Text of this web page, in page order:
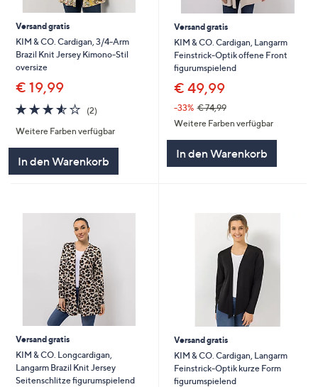
Versand gratis
KIM & CO. Cardigan, 3/4-Arm
Brazil Knit Jersey Kimono-Stil
oversize
€ 19,99
3.5
von
5
(2)
Weitere Farben verfügbar
In den Warenkorb
Versand gratis
KIM & CO. Cardigan, Langarm
Feinstrick-Optik offene Front
figurumspielend
€ 49,99
-33% € 74,99
Weitere Farben verfügbar
In den Warenkorb
Versand gratis
KIM & CO. Longcardigan,
Langarm Brazil Knit Jersey
Seitenschlitze figurumspielend
Versand gratis
KIM & CO. Cardigan, Langarm
Feinstrick-Optik kurze Form
figurumspielend